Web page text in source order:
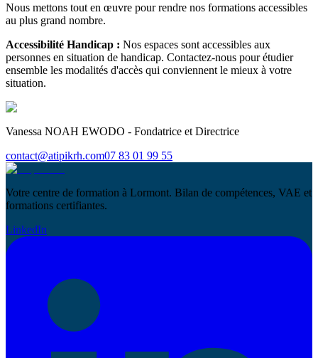
Nous mettons tout en œuvre pour rendre nos formations accessibles
au plus grand nombre.
Accessibilité Handicap : Nos espaces sont accessibles aux
personnes en situation de handicap. Contactez-nous pour étudier
ensemble les modalités d'accès qui conviennent le mieux à votre
situation.
Vanessa NOAH EWODO - Fondatrice et Directrice
contact@atipikrh.com07 83 01 99 55
Votre centre de formation à Lormont. Bilan de compétences, VAE et
formations certifiantes.
LinkedIn